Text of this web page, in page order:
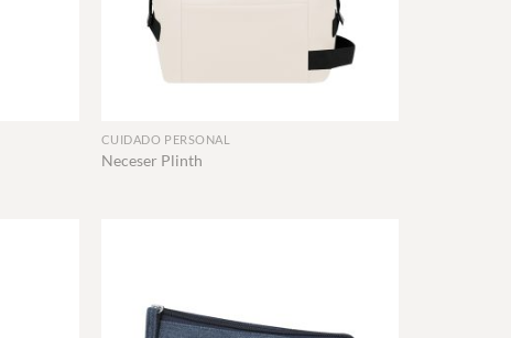
CUIDADO PERSONAL
Neceser Plinth